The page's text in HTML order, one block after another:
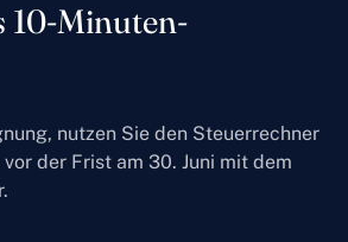
10-Minuten-
nutzen Sie den Steuerrechner
der Frist am 30. Juni mit dem